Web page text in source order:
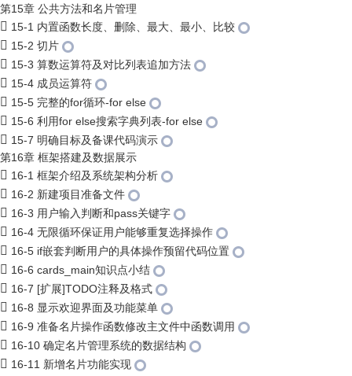
第15章 公共方法和名片管理
15-1 内置函数长度、删除、最大、最小、比较
15-2 切片
15-3 算数运算符及对比列表追加方法
15-4 成员运算符
15-5 完整的for循环-for else
15-6 利用for else搜索字典列表-for else
15-7 明确目标及备课代码演示
第16章 框架搭建及数据展示
16-1 框架介绍及系统架构分析
16-2 新建项目准备文件
16-3 用户输入判断和pass关键字
16-4 无限循环保证用户能够重复选择操作
16-5 if嵌套判断用户的具体操作预留代码位置
16-6 cards_main知识点小结
16-7 [扩展]TODO注释及格式
16-8 显示欢迎界面及功能菜单
16-9 准备名片操作函数修改主文件中函数调用
16-10 确定名片管理系统的数据结构
16-11 新增名片功能实现